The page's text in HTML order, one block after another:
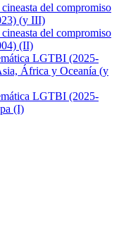
del compromiso
(y III)
del compromiso
(II)
LGTBI (2025-
África y Oceanía (y
LGTBI (2025-
(I)